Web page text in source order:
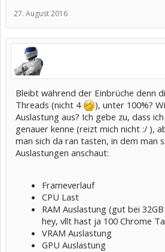
27. August 2016
Bleibt während der Einbrüche denn
Threads (nicht 4
), unter 100%?
Auslastung aus? Ich gebe zu, dass
genauer kenne (reizt mich nicht :/ ),
man sich da ran tasten, in dem man
Auslastungen anschaut:
Frameverlauf
CPU Last
RAM Auslastung (gut bei
hey, vllt hast ja 100 Chrome
VRAM Auslastung
GPU Auslastung